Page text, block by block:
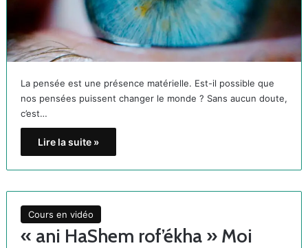
La pensée est une présence matérielle. Est-il possible que
nos pensées puissent changer le monde ? Sans aucun doute,
c’est…
Lire la suite »
Cours en vidéo
« ani HaShem rof’ékha » Moi